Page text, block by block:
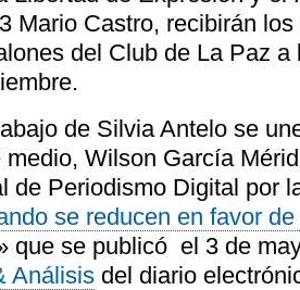
Mario Castro, recibirán
del Club de La Paz a
de Silvia Antelo se
medio, Wilson García
de Periodismo Digital por
se reducen en favor
que se publicó el 3 de
Análisis del diario